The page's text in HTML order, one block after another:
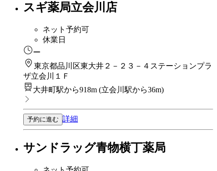
スギ薬局立会川店
ネット予約可
休業日
ー
東京都品川区東大井２－２３－４ステーションプラ
ザ立会川１Ｆ
大井町駅から918m (立会川駅から36m)
予約に進む 詳細
サンドラッグ青物横丁薬局